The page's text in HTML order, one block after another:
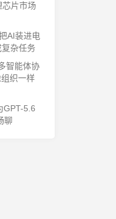
芯片市场
AI装进电
杂任务
智能体协
织一样
GPT-5.6
聊